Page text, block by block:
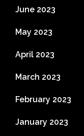
June 2023
May 2023
April 2023
March 2023
February 2023
January 2023